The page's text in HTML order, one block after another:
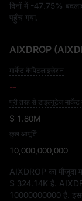
दिनों में -47.75%
पहुँच गया.
AIXDROP
मार्केट कैपिटलाइज़ेशन
--
पूरी तरह से डाइल्यूटेज
$ 1.80M
कुल आपूर्ति
10,000,000,000
AIXDROP का मौजूदा
$ 324.14K है.
10000000000 है.